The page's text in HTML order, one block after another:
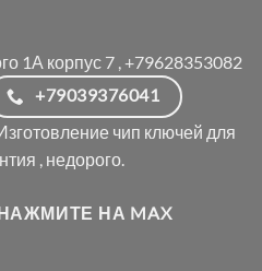
1А корпус 7 , +79628353082
+79039376041
Изготовление чип ключей для
, недорого.
НА MAX